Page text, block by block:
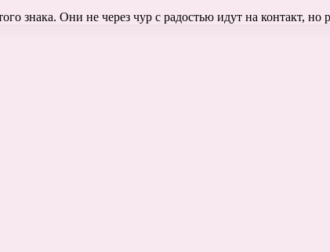
знака. Они не через чур с радостью идут на контакт,